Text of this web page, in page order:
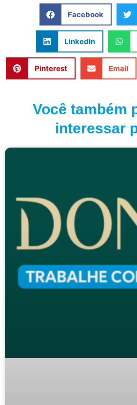
Facebook
LinkedIn
Pinterest Email
Você também
interessar